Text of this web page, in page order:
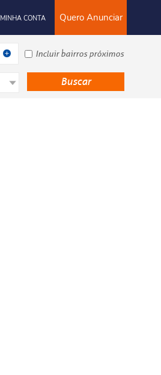
Quero Anunciar
MINHA CONTA
Incluir bairros próximos